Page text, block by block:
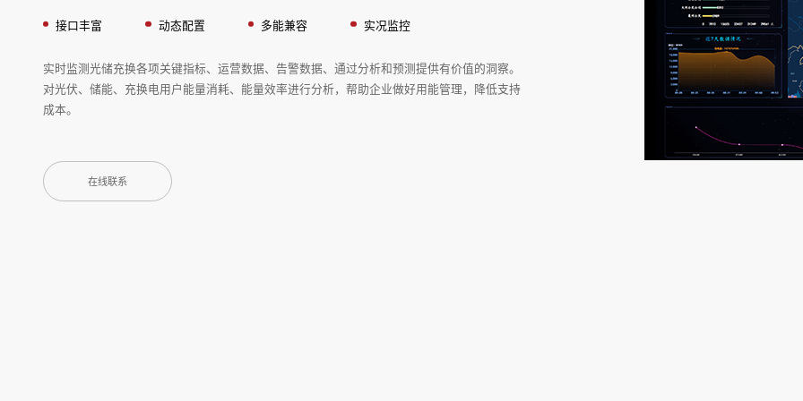
接口丰富 动态配置 多能兼容 实况监控
实时监测光储充换各项关键指标、运营数据、告警数据、通过分析和预测提供有价值的洞察。
对光伏、储能、充换电用户能量消耗、能量效率进行分析，帮助企业做好用能管理，降低支持
成本。
在线联系